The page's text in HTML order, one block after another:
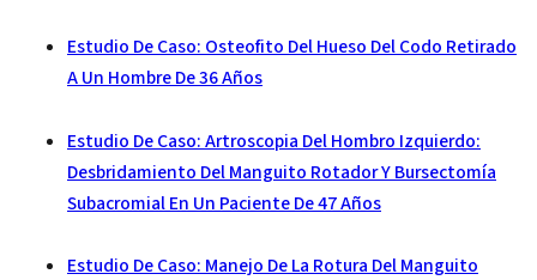
Estudio De Caso: Osteofito Del Hueso Del Codo Retirado
A Un Hombre De 36 Años
Estudio De Caso: Artroscopia Del Hombro Izquierdo:
Desbridamiento Del Manguito Rotador Y Bursectomía
Subacromial En Un Paciente De 47 Años
Estudio De Caso: Manejo De La Rotura Del Manguito